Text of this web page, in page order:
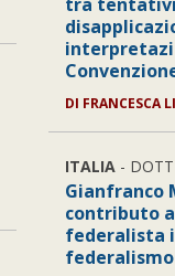
DI FRANCESCA
ITALIA -
Gianfranco
contributo
federalista